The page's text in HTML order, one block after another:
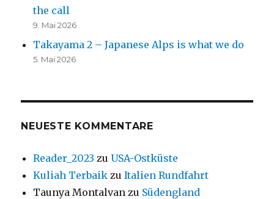
the call
9. Mai 2026
Takayama 2 – Japanese Alps is what we do
5. Mai 2026
NEUESTE KOMMENTARE
Reader_2023 zuUSA-Ostküste
Kuliah Terbaik zuItalien Rundfahrt
Taunya Montalvan zu Südengland